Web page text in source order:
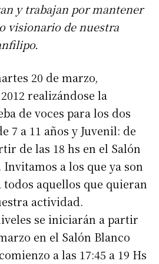
y trabajan por mantener
visionario de nuestra
20 de marzo,
realizándose la
de voces para los dos
7 a 11 años y Juvenil: de
de las 18 hs en el Salón
a los que ya son
aquellos que quieran
actividad.
se iniciarán a partir
en el Salón Blanco
a las 17:45 a 19 Hs